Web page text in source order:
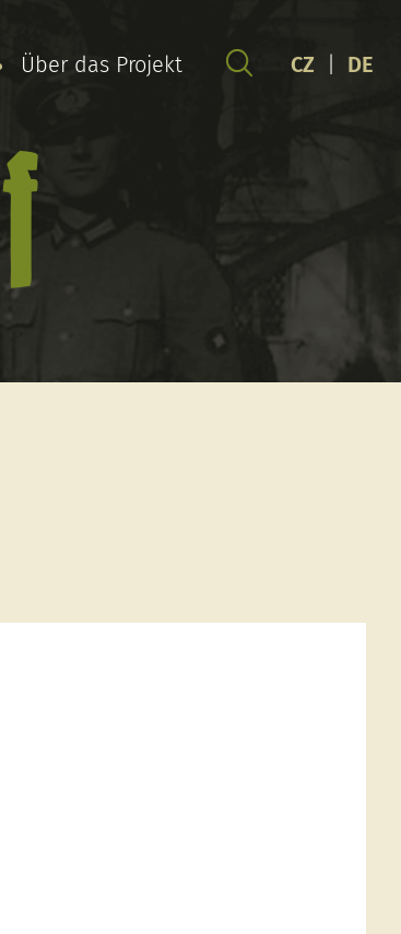
Über das Projekt CZ DE